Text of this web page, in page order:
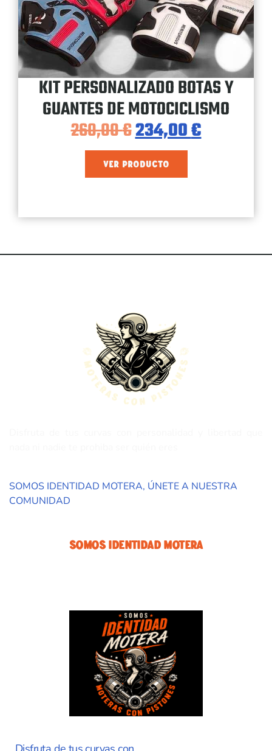
KIT PERSONALIZADO BOTAS Y
GUANTES DE MOTOCICLISMO
260,00€234,00€
VER PRODUCTO
SOMOS IDENTIDAD MOTERA, ÚNETE A NUESTRA
COMUNIDAD
Somos Identidad Motera